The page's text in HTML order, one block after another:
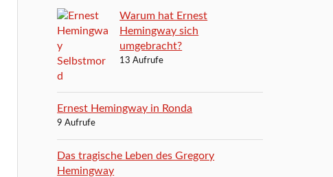
Warum hat Ernest
Hemingway sich
umgebracht?
13 Aufrufe
Ernest Hemingway in Ronda
9 Aufrufe
Das tragische Leben des Gregory
Hemingway